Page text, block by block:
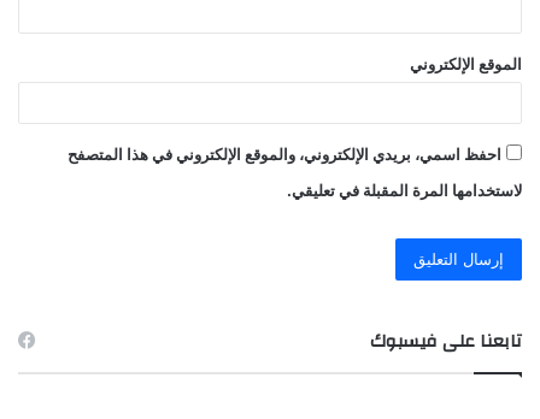
الموقع الإلكتروني
احفظ اسمي، بريدي الإلكتروني، والموقع الإلكتروني في هذا المتصفح
لاستخدامها المرة المقبلة في تعليقي.
تابعنا على فيسبوك